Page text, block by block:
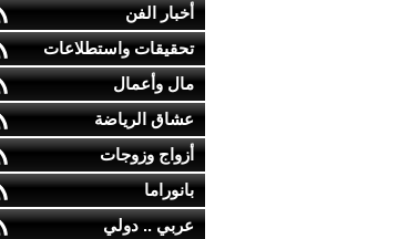
أخبار الفن
تحقيقات واستطلاعات
مال وأعمال
عشاق الرياضة
أزواج وزوجات
بانوراما
عربي .. دولي